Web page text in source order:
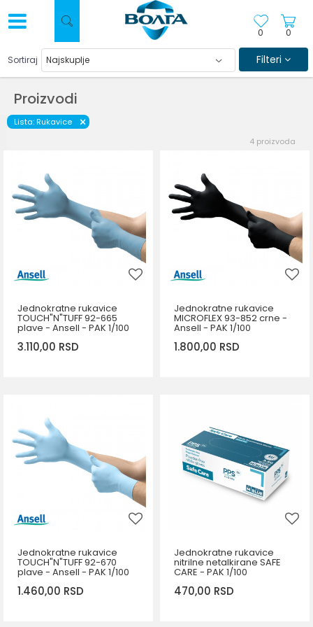
0
0
Proizvodi
Sortiraj Filteri
Lista: Rukavice
4 proizvoda
Jednokratne rukavice
TOUCH"N"TUFF 92-665
plave - Ansell - PAK 1/100
3.110,00 RSD
7,5-8
Jednokratne rukavice
MICROFLEX 93-852 crne -
Ansell - PAK 1/100
1.800,00 RSD
6,5-7
Jednokratne rukavice
TOUCH"N"TUFF 92-670
plave - Ansell - PAK 1/100
1.460,00 RSD
Jednokratne rukavice
nitrilne netalkirane SAFE
CARE - PAK 1/100
470,00 RSD